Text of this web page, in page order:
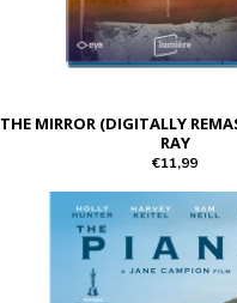
THE MIRROR (DIGITALLY
RAY
€11,99